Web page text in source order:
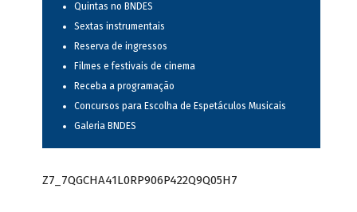
Quintas no BNDES
Sextas instrumentais
Reserva de ingressos
Filmes e festivais de cinema
Receba a programação
Concursos para Escolha de Espetáculos Musicais
Galeria BNDES
Z7_7QGCHA41L0RP906P422Q9Q05H7